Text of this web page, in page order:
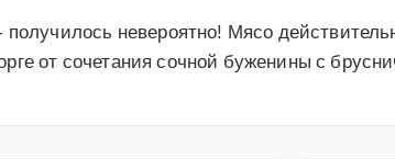
невероятно! Мясо
от сочетания сочной буженины с